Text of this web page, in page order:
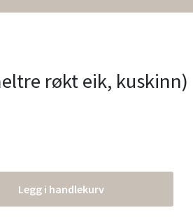
røkt eik, kuskinn)
Legg i handlekurv